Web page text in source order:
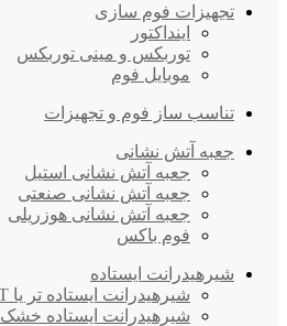
تجهیزات فوم سازی
اینداکتور
توربکس و مینی توربکس
موبایل فوم
تناسب ساز فوم و تجهیزات
جعبه آتش نشانی
جعبه آتش نشانی استیل
جعبه آتش نشانی صنعتی
جعبه آتش نشانی هوزریلی
فوم باکس
شیرهیدرانت ایستاده
شیرهیدرانت ایستاده تر یا WET
شیرهیدرانت ایستاده خشک DRY